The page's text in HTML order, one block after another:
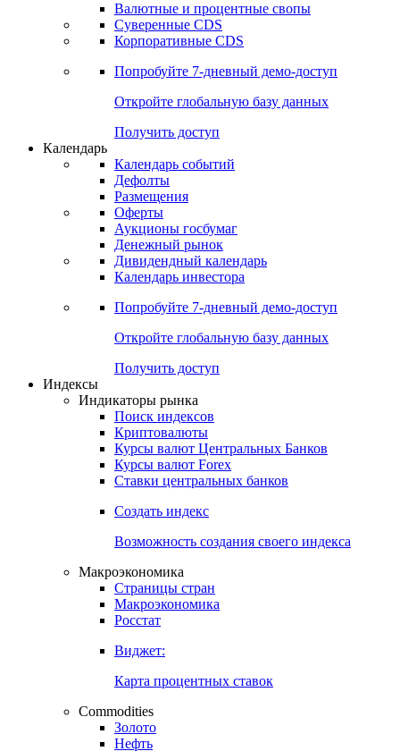
Получить доступ
Деривативы
Валютные и процентные свопы
Корпоративные CDS
Попробуйте7-дневный
Откройте глобальную базу данных
Получить доступ
Календарь
Календарь событий
Дефолты
Размещения
Оферты
Денежный рынок
Календарь инвестора
Попробуйте7-дневный
Откройте глобальную базу данных
Получить доступ
Индикаторы рынка
Поиск индексов
Курсы валют Центральных Банков
Ставки центральных банков
Создать индекс
Возможность создания своего индекса
Страницы стран
Росстат
Виджет:
Карта процентных ставок